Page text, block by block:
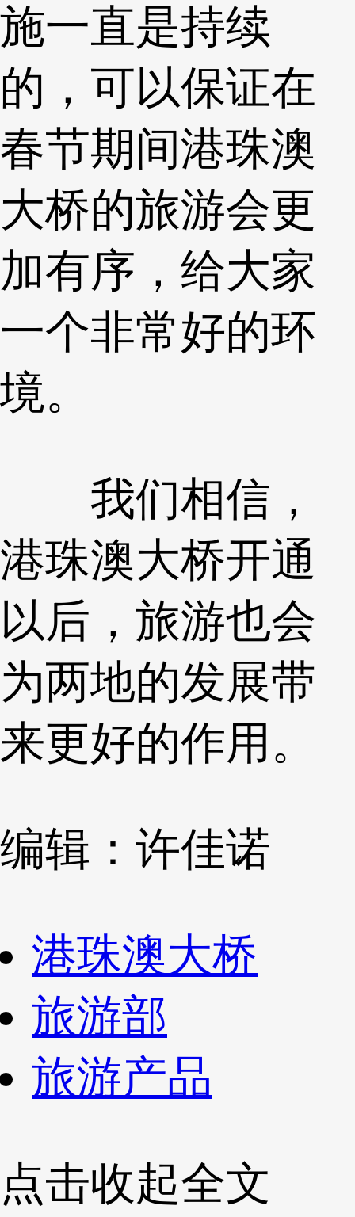
施一直是持续
的，可以保证在
春节期间港珠澳
大桥的旅游会更
加有序，给大家
一个非常好的环
境。
我们相信，
港珠澳大桥开通
以后，旅游也会
为两地的发展带
来更好的作用。
编辑：许佳诺
港珠澳大桥
旅游部
旅游产品
点击收起全文